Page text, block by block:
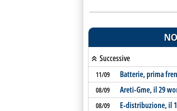
Successive
11/09 Batterie, prima
08/09 Areti-Gme, il 29
08/09 E-distribuzione, il